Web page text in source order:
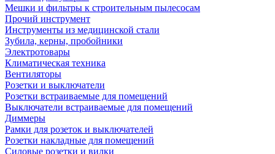
Мешки и фильтры к строительным пылесосам
Прочий инструмент
Инструменты из медицинской стали
Зубила, керны, пробойники
Электротовары
Климатическая техника
Вентиляторы
Розетки и выключатели
Розетки встраиваемые для помещений
Выключатели встраиваемые для помещений
Диммеры
Рамки для розеток и выключателей
Розетки накладные для помещений
Силовые розетки и вилки